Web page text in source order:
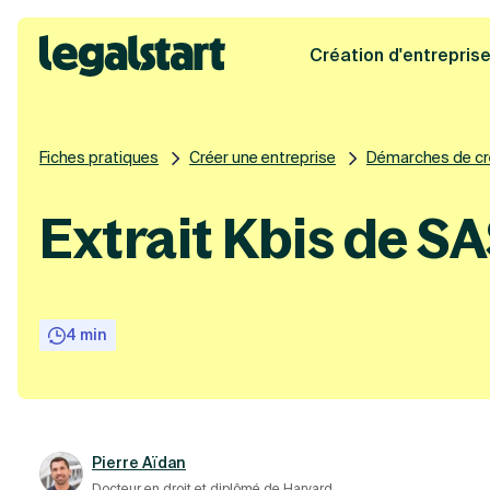
Legalstart
Création d'entreprise
Fiches pratiques Créer une entreprise Démarches de
Extrait Kbis de
4 min
Pierre Aïdan